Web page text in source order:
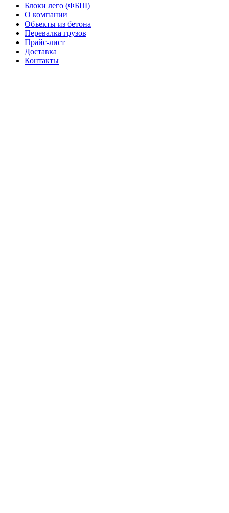
Блоки лего (ФБШ)
О компании
Объекты из бетона
Перевалка грузов
Прайс-лист
Доставка
Контакты